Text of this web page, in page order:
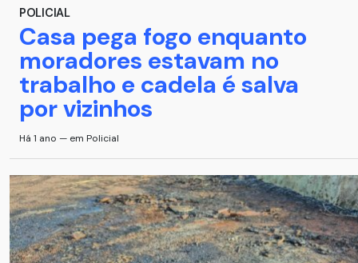
POLICIAL
Casa pega fogo enquanto
moradores estavam no
trabalho e cadela é salva
por vizinhos
Há 1 ano — em Policial